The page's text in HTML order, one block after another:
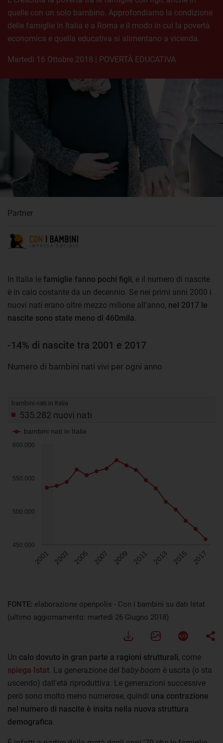
quelle con un solo bambino. Approfondiamo la condizione
delle famiglie in Italia e a Roma e il modo in cui la povertà
economica e quella educativa si alimentano a vicenda.
martedì 16 Ottobre 2018 POVERTÀ EDUCATIVA
Partner
In Italia le famiglie fanno pochi figli, e il numero di nascite
è in calo costante da un decennio. Se nei primi anni 2000 i
nuovi nati erano oltre mezzo milione all’anno, nel 2017 le
nascite sono state meno di 460mila.
-14% di nascite tra 2001 e 2017
Numero di bambini nati vivi per ogni anno
FONTE: elaborazione openpolis - Con i bambini su dati Istat
(ultimo aggiornamento: martedì 26 Giugno 2018)
Un calo dovuto in gran parte a ragioni strutturali, come
spiega Istat. La generazione del baby-boom è uscita (o sta
uscendo) dall'età riproduttiva. Le generazioni successive
però sono molto meno numerose, quindi una contrazione
nel numero di nascite è insita nella nuova struttura
demografica.